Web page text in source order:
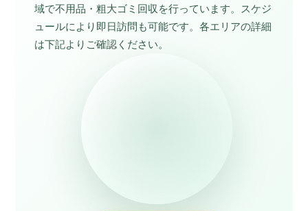
域で不用品・粗大ゴミ回収を行っています。スケジ
ュールにより即日訪問も可能です。各エリアの詳細
は下記よりご確認ください。